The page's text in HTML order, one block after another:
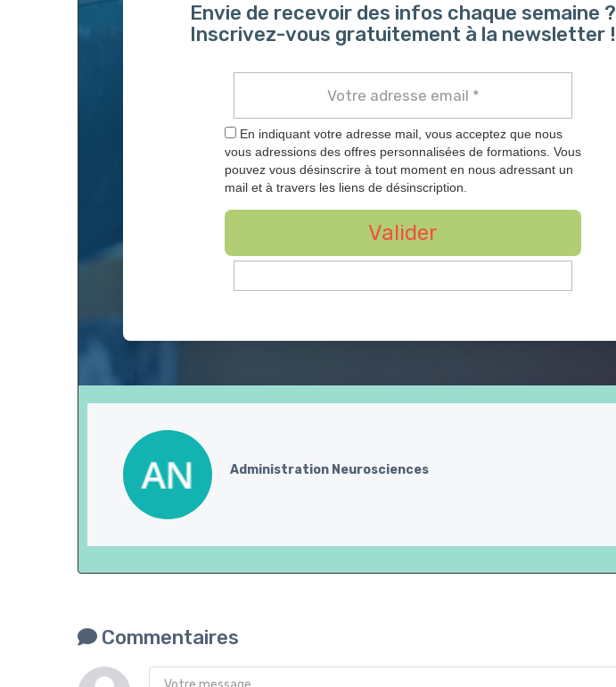
Envie de recevoir des infos chaque semaine ?
Inscrivez-vous gratuitement à la newsletter !
En indiquant votre adresse mail, vous acceptez que nous
vous adressions des offres personnalisées de formations. Vous
pouvez vous désinscrire à tout moment en nous adressant un
mail et à travers les liens de désinscription.
Valider
Administration Neurosciences
Commentaires